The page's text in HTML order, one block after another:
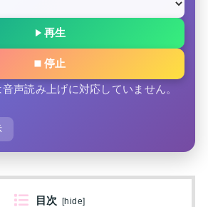
再生
停止
声読み上げに対応していません。
目次 [hide]